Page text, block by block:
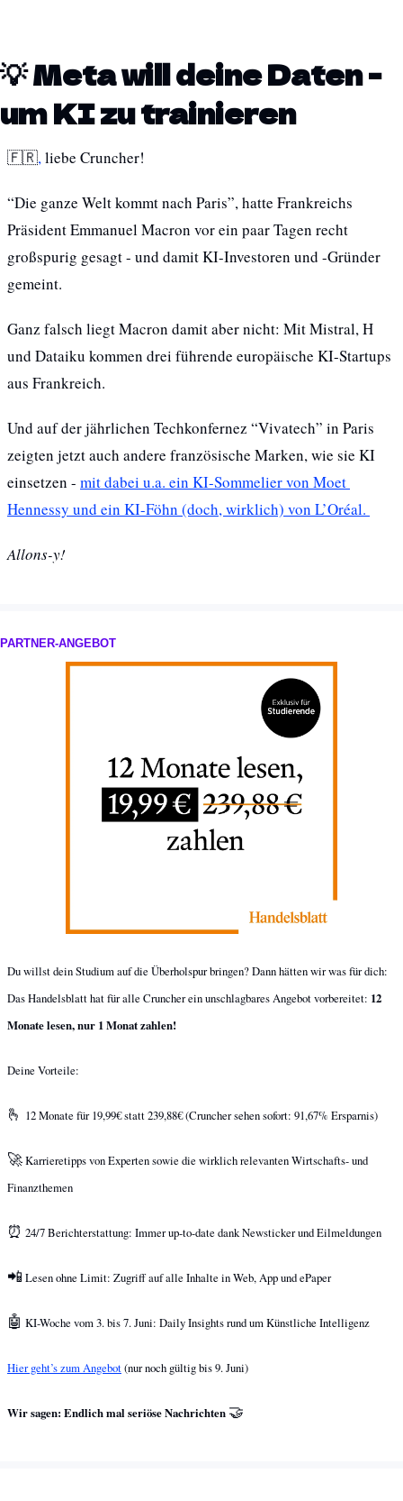
💡 Meta will deine Daten -
um KI zu trainieren
🇫🇷, liebe Cruncher!
“Die ganze Welt kommt nach Paris”, hatte Frankreichs
Präsident Emmanuel Macron vor ein paar Tagen recht
großspurig gesagt - und damit KI-Investoren und -Gründer
gemeint.
Ganz falsch liegt Macron damit aber nicht: Mit Mistral, H
und Dataiku kommen drei führende europäische KI-Startups
aus Frankreich.
Und auf der jährlichen Techkonfernez “Vivatech” in Paris
zeigten jetzt auch andere französische Marken, wie sie KI
einsetzen - mit dabei u.a. ein KI-Sommelier von Moet
Hennessy und ein KI-Föhn (doch, wirklich) von L’Oréal.
Allons-y!
PARTNER-ANGEBOT
Du willst dein Studium auf die Überholspur bringen? Dann hätten wir was für dich:
Das Handelsblatt hat für alle Cruncher ein unschlagbares Angebot vorbereitet: 12
Monate lesen, nur 1 Monat zahlen!
Deine Vorteile:
🫰 12 Monate für 19,99€ statt 239,88€ (Cruncher sehen sofort: 91,67% Ersparnis)
🚀 Karrieretipps von Experten sowie die wirklich relevanten Wirtschafts- und
Finanzthemen
⏰ 24/7 Berichterstattung: Immer up-to-date dank Newsticker und Eilmeldungen
📲 Lesen ohne Limit: Zugriff auf alle Inhalte in Web, App und ePaper
🤖 KI-Woche vom 3. bis 7. Juni: Daily Insights rund um Künstliche Intelligenz
Hier geht’s zum Angebot (nur noch gültig bis 9. Juni)
Wir sagen: Endlich mal seriöse Nachrichten 🤝